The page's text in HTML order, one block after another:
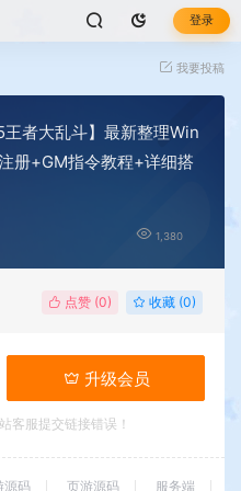
登录
我要投稿
者大乱斗】最新整理Win
册+GM指令教程+详细搭
1,380
点赞 (0) 收藏 (0)
升级会员
客服提交链接错误！
源码 页游源码 服务端